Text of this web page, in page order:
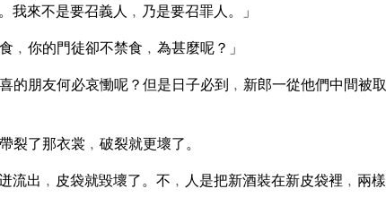
來不是要召義人﹐乃是要召罪人。」
你的門徒卻不禁食﹐為甚麼呢？」
朋友何必哀慟呢？但是日子必到﹐新郎一從他們中間被取
了那衣裳﹐破裂就更壞了。
出﹐皮袋就毀壞了。不﹐人是把新酒裝在新皮袋裡﹐兩樣